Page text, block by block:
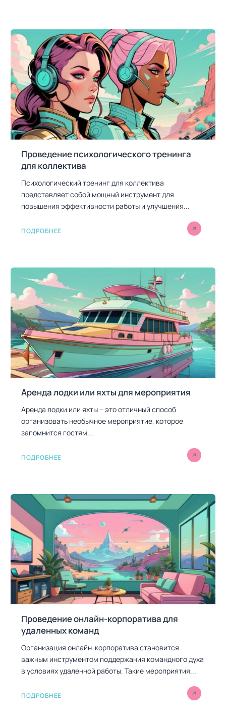
Проведение психологического тренинга
для коллектива
Психологический тренинг для коллектива
представляет собой мощный инструмент для
повышения эффективности работы и улучшения...
ПОДРОБНЕЕ
Аренда лодки или яхты для мероприятия
Аренда лодки или яхты – это отличный способ
организовать необычное мероприятие, которое
запомнится гостям...
ПОДРОБНЕЕ
Проведение онлайн-корпоратива для
удаленных команд
Организация онлайн-корпоратива становится
важным инструментом поддержания командного духа
в условиях удаленной работы. Такие мероприятия...
ПОДРОБНЕЕ